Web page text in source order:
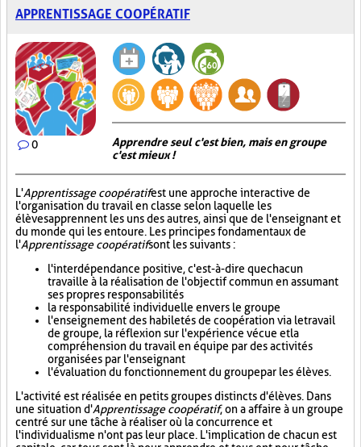
APPRENTISSAGE COOPÉRATIF
0
Apprendre seul c'est bien, mais en groupe
c'est mieux !
L'Apprentissage coopératifest une approche interactive de
l'organisation du travail en classe selon laquelle les
élèves apprennent les uns des autres, ainsi que de l'enseignant et
du monde qui les entoure. Les principes fondamentaux de
l'Apprentissage coopératifsont les suivants :
l'interdépendance positive, c'est-à-dire que chacun
travaille à la réalisation de l'objectif commun en assumant
ses propres responsabilités
la responsabilité individuelle envers le groupe
l'enseignement des habiletés de coopération via le travail
de groupe, la réflexion sur l'expérience vécue et la
compréhension du travail en équipe par des activités
organisées par l'enseignant
l'évaluation du fonctionnement du groupe par les élèves.
L'activité est réalisée en petits groupes distincts d'élèves. Dans
une situation d'Apprentissage coopératif, on a affaire à un groupe
centré sur une tâche à réaliser où la concurrence et
l'individualisme n'ont pas leur place. L'implication de chacun est